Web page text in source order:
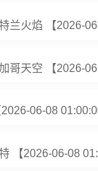
兰火焰 【2026-
哥天空 【2026-
06-08
【2026-06-08